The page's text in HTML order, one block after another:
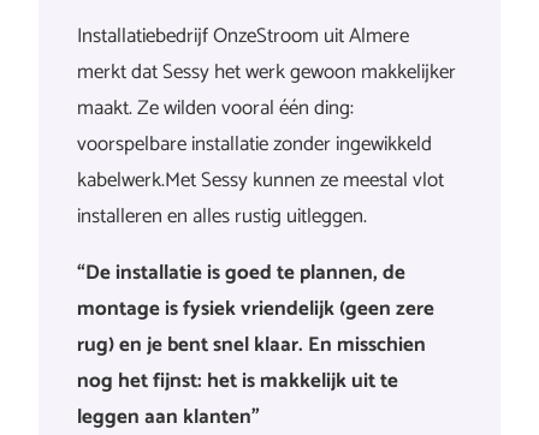
Installatiebedrijf OnzeStroom uit Almere
merkt dat Sessy het werk gewoon makkelijker
maakt. Ze wilden vooral één ding:
voorspelbare installatie zonder ingewikkeld
kabelwerk.Met Sessy kunnen ze meestal vlot
installeren en alles rustig uitleggen.
“De installatie is goed te plannen, de
montage is fysiek vriendelijk (geen zere
rug) en je bent snel klaar. En misschien
nog het fijnst: het is makkelijk uit te
leggen aan klanten”